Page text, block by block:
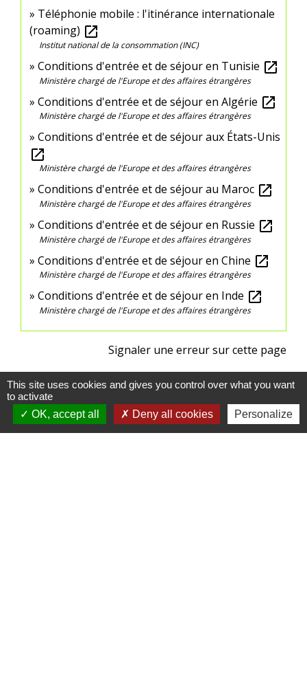
Téléphonie mobile : l'itinérance internationale
(roaming) open_in_new
Institut national de la consommation (INC)
Conditions d'entrée et de séjour en Tunisie open_in_new
Ministère chargé de l'Europe et des affaires étrangères
Conditions d'entrée et de séjour en Algérie open_in_new
Ministère chargé de l'Europe et des affaires étrangères
Conditions d'entrée et de séjour aux États-Unis
open_in_new
Ministère chargé de l'Europe et des affaires étrangères
Conditions d'entrée et de séjour au Maroc open_in_new
Ministère chargé de l'Europe et des affaires étrangères
Conditions d'entrée et de séjour en Russie open_in_new
Ministère chargé de l'Europe et des affaires étrangères
Conditions d'entrée et de séjour en Chine open_in_new
Ministère chargé de l'Europe et des affaires étrangères
Conditions d'entrée et de séjour en Inde open_in_new
Ministère chargé de l'Europe et des affaires étrangères
Signaler une erreur sur cette page
This site uses cookies and gives you control over what you want
to activate
OK, accept all
Deny all cookies Personalize